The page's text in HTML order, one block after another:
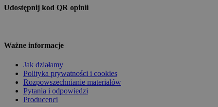
Udostępnij kod QR opinii
Ważne informacje
Jak działamy
Polityka prywatności i cookies
Rozpowszechnianie materiałów
Pytania i odpowiedzi
Producenci